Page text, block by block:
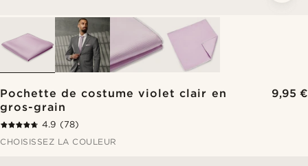
Pochette de costume violet clair en
gros-grain
9,95 €
4.9 (78)
CHOISISSEZ LA COULEUR